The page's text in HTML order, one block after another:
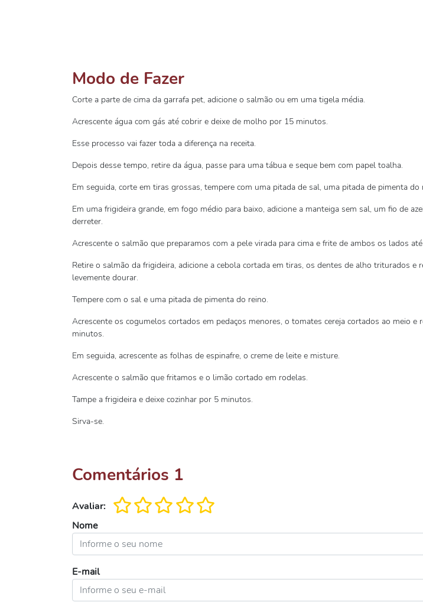
Modo de Fazer
Corte a parte de cima da garrafa pet, adicione o salmão ou em uma tigela média.
Acrescente água com gás até cobrir e deixe de molho por 15 minutos.
Esse processo vai fazer toda a diferença na receita.
Depois desse tempo, retire da água, passe para uma tábua e seque bem com papel toalha.
Em seguida, corte em tiras grossas, tempere com uma pitada de sal, uma pitada de pimenta do
Em uma frigideira grande, em fogo médio para baixo, adicione a manteiga sem sal, um fio de
derreter.
Acrescente o salmão que preparamos com a pele virada para cima e frite de ambos os lados
Retire o salmão da frigideira, adicione a cebola cortada em tiras, os dentes de alho triturados e
levemente dourar.
Tempere com o sal e uma pitada de pimenta do reino.
Acrescente os cogumelos cortados em pedaços menores, o tomates cereja cortados ao meio e
minutos.
Em seguida, acrescente as folhas de espinafre, o creme de leite e misture.
Acrescente o salmão que fritamos e o limão cortado em rodelas.
Tampe a frigideira e deixe cozinhar por 5 minutos.
Sirva-se.
Comentários 1
Avaliar:
Nome
E-mail